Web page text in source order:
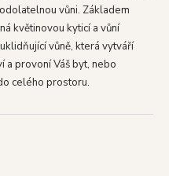
vůni. Základem
květinovou kyticí a vůní
vůně, která vytváří
a provoní Váš byt, nebo
celého prostoru.